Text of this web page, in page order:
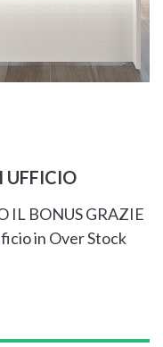
UFFICIO
IL BONUS GRAZIE
in Over Stock